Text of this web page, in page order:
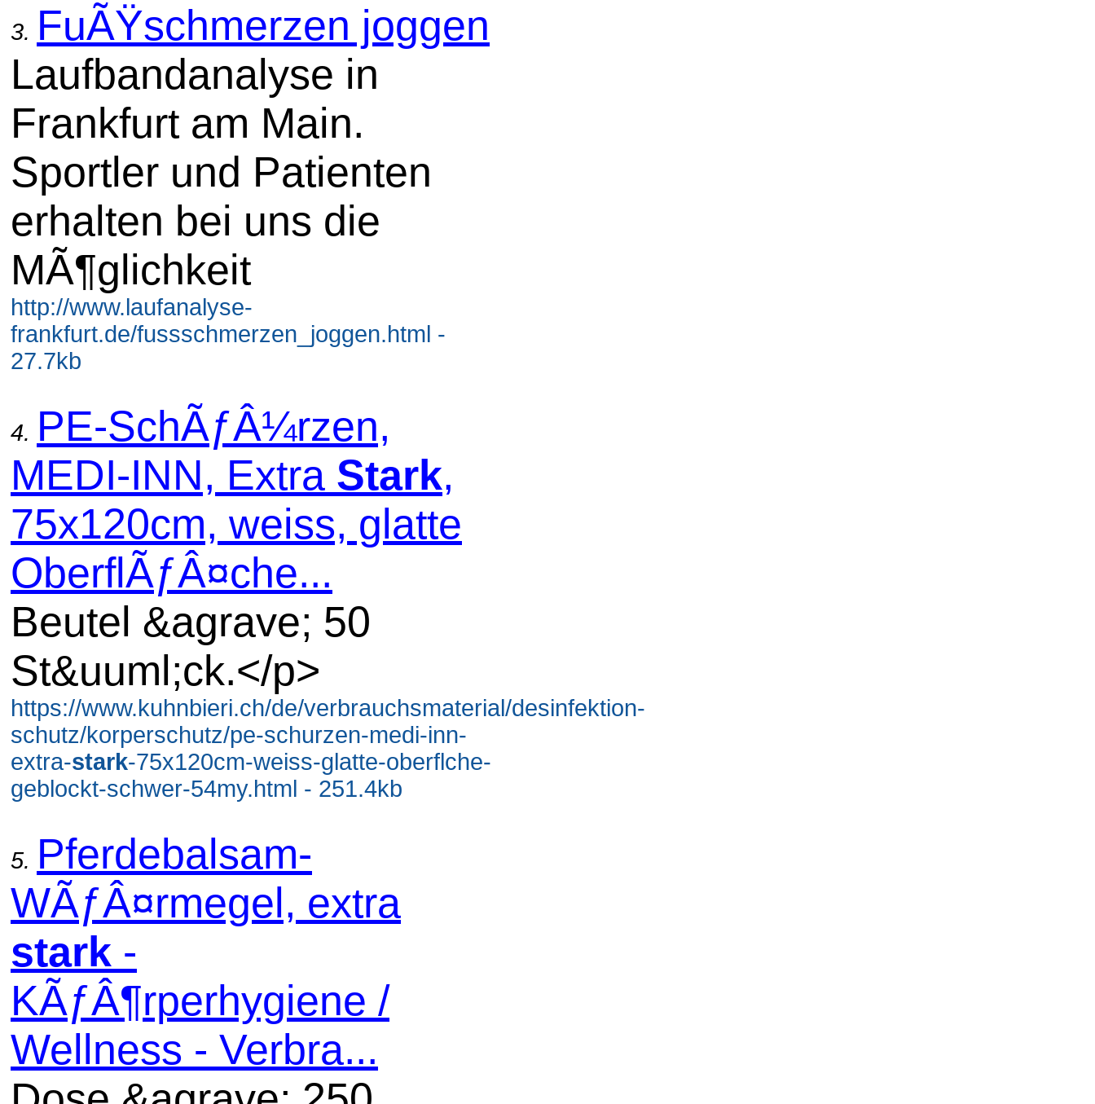
3. FuÃŸschmerzen joggen
Laufbandanalyse in
Frankfurt am Main.
Sportler und Patienten
erhalten bei uns die
MÃ¶glichkeit
http://www.laufanalyse-
frankfurt.de/fussschmerzen_joggen.html -
27.7kb
4. PE-SchÃƒÂ¼rzen,
MEDI-INN, Extra Stark,
75x120cm, weiss, glatte
OberflÃƒÂ¤che...
Beutel &agrave; 50
St&uuml;ck.</p>
https://www.kuhnbieri.ch/de/verbrauchsmaterial/desinfektion-
schutz/korperschutz/pe-schurzen-medi-inn-
extra-stark-75x120cm-weiss-glatte-oberflche-
geblockt-schwer-54my.html - 251.4kb
5. Pferdebalsam-
WÃƒÂ¤rmegel, extra
stark -
KÃƒÂ¶rperhygiene /
Wellness - Verbra...